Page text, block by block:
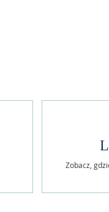
Zobacz,